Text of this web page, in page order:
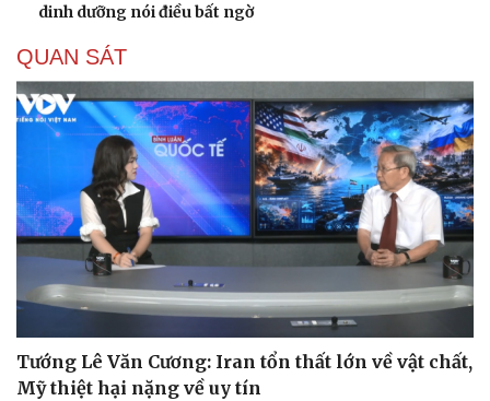
dinh dưỡng nói điều bất ngờ
QUAN SÁT
Tướng Lê Văn Cương: Iran tổn thất lớn về vật chất,
Mỹ thiệt hại nặng về uy tín